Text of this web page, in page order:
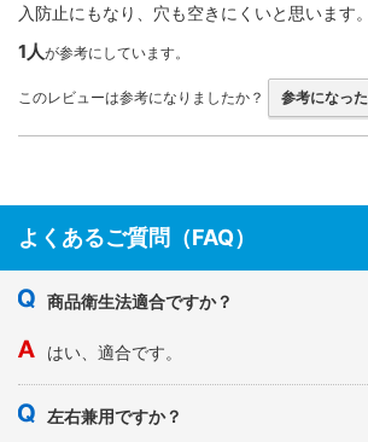
入防止にもなり、穴も空きにくいと思います。
1人が参考にしています。
このレビューは参考になりましたか？ 参考になった
よくあるご質問（FAQ）
商品衛生法適合ですか？
はい、適合です。
左右兼用ですか？